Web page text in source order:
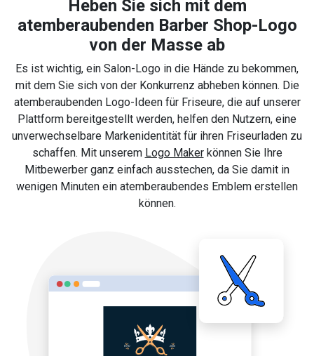
Heben Sie sich mit dem
atemberaubenden Barber Shop-Logo
von der Masse ab
Es ist wichtig, ein Salon-Logo in die Hände zu bekommen,
mit dem Sie sich von der Konkurrenz abheben können. Die
atemberaubenden Logo-Ideen für Friseure, die auf unserer
Plattform bereitgestellt werden, helfen den Nutzern, eine
unverwechselbare Markenidentität für ihren Friseurladen zu
schaffen. Mit unserem Logo Makerkönnen Sie Ihre
Mitbewerber ganz einfach ausstechen, da Sie damit in
wenigen Minuten ein atemberaubendes Emblem erstellen
können.